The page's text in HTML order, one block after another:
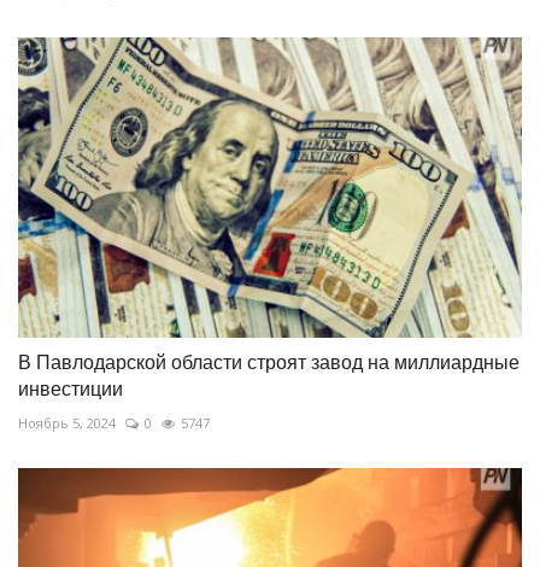
В Павлодарской области строят завод на миллиардные
инвестиции
Ноябрь 5, 2024 0 5747